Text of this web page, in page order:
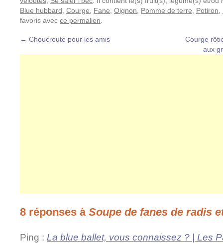
Blue hubbard Courge Fane Oignon Pomme de terre Potiron
favoris avec ce permalien
← Choucroute pour les amis
Courge
aux
8 réponses à Soupe de fanes de radis
Ping : La blue ballet, vous connaissez ? | Les